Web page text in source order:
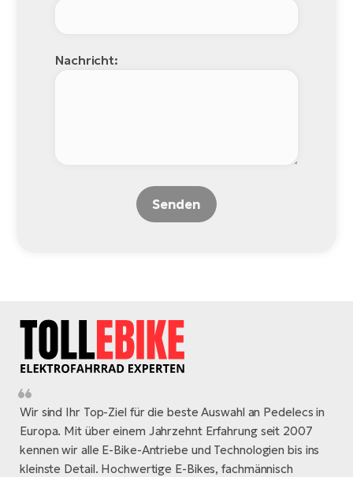
Nachricht:
Senden
Wir sind Ihr Top-Ziel für die beste Auswahl an Pedelecs in
Europa. Mit über einem Jahrzehnt Erfahrung seit 2007
kennen wir alle E-Bike-Antriebe und Technologien bis ins
kleinste Detail. Hochwertige E-Bikes, fachmännisch